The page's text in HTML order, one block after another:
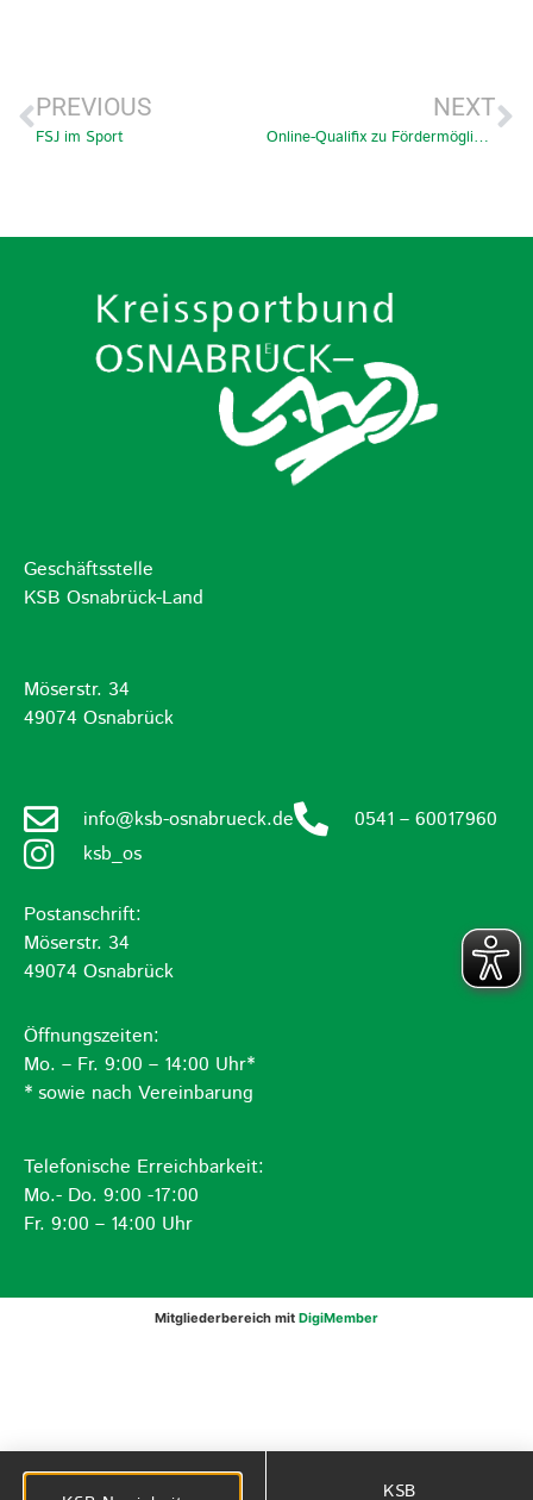
PREVIOUS
FSJ im Sport
NEXT
Online-Qualifix zu Fördermöglichkeiten durch die Sportbünde und Kommunen
Geschäftsstelle
KSB Osnabrück-Land
Möserstr. 34
49074 Osnabrück
info@ksb-osnabrueck.de
0541 – 60017960
ksb_os
Postanschrift:
Möserstr. 34
49074 Osnabrück
Öffnungszeiten:
Mo. – Fr. 9:00 – 14:00 Uhr*
* sowie nach Vereinbarung
Telefonische Erreichbarkeit:
Mo.- Do. 9:00 -17:00
Fr. 9:00 – 14:00 Uhr
Mitgliederbereich mit DigiMember
KSB